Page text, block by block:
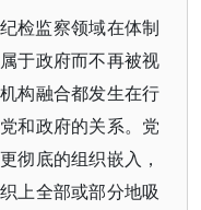
检监察领域在体制
于政府而不再被视
构融合都发生在行
和政府的关系。党
彻底的组织嵌入，
上全部或部分地吸